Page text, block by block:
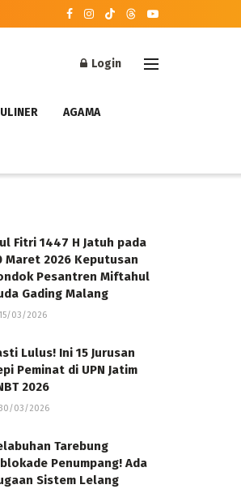
Login
AGAMA
Fitri 1447 H Jatuh pada
Maret 2026 Keputusan
Pesantren Miftahul
Gading Malang
03/2026
Lulus! Ini 15 Jurusan
Peminat di UPN Jatim
2026
03/2026
Tarebung
Penumpang! Ada
Sistem Lelang